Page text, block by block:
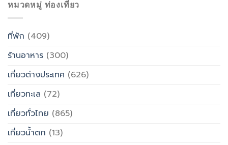
หมวดหมู่ ท่องเที่ยว
ที่พัก (409)
ร้านอาหาร (300)
เที่ยวต่างประเทศ (626)
เที่ยวทะเล (72)
เที่ยวทั่วไทย (865)
เที่ยวน้ำตก (13)